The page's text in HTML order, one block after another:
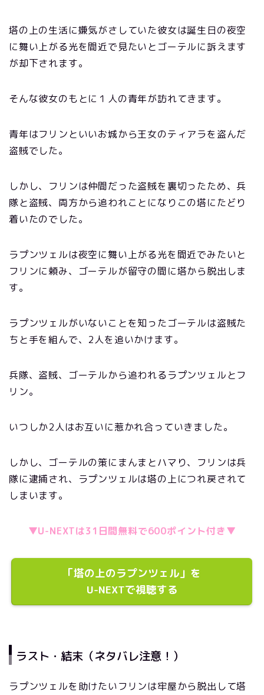
塔の上の生活に嫌気がさしていた彼女は誕生日の夜空
に舞い上がる光を間近で見たいとゴーテルに訴えます
が却下されます。
そんな彼女のもとに１人の青年が訪れてきます。
青年はフリンといいお城から王女のティアラを盗んだ
盗賊でした。
しかし、フリンは仲間だった盗賊を裏切ったため、兵
隊と盗賊、両方から追われことになりこの塔にたどり
着いたのでした。
ラプンツェルは夜空に舞い上がる光を間近でみたいと
フリンに頼み、ゴーテルが留守の間に塔から脱出しま
す。
ラプンツェルがいないことを知ったゴーテルは盗賊た
ちと手を組んで、2人を追いかけます。
兵隊、盗賊、ゴーテルから追われるラプンツェルとフ
リン。
いつしか2人はお互いに惹かれ合っていきました。
しかし、ゴーテルの策にまんまとハマり、フリンは兵
隊に逮捕され、ラプンツェルは塔の上につれ戻されて
しまいます。
▼U-NEXTは31日間無料で600ポイント付き▼
「塔の上のラプンツェル」を
U-NEXTで視聴する
ラスト・結末（ネタバレ注意！）
ラプンツェルを助けたいフリンは牢屋から脱出して塔